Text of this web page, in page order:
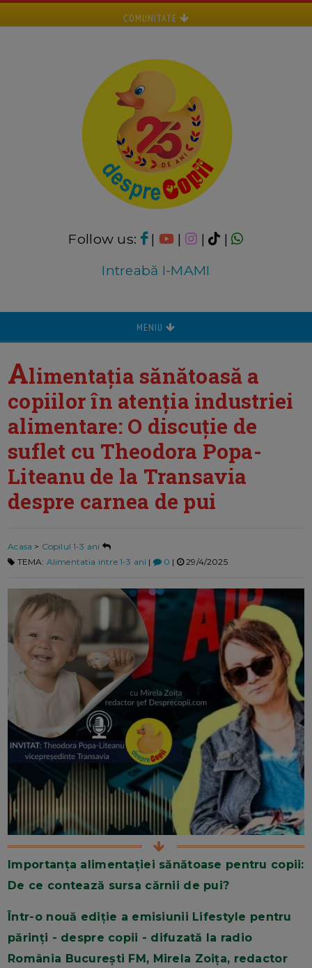
COMUNITATE
Follow us: | | |
|
Intreabă I-MAMI
MENIU
Alimentația sănătoasă a
copiilor în atenția industriei
alimentare: O discuție de
suflet cu Theodora Popa-
Liteanu de la Transavia
despre carnea de pui
Acasa > Copilul 1-3 ani
TEMA: Alimentatia intre 1-3 ani | 0 | 29/4/2025
Importanța alimentației sănătoase pentru copii:
De ce contează sursa cărnii de pui?
Într-o nouă ediție a emisiunii Lifestyle pentru
părinți - despre copii - difuzată la radio
România București FM, Mirela Zoița, redactor